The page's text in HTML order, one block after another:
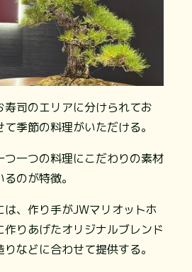
司のエリアに分けられてお
季節の料理がいただける。
つ一つの料理にこだわりの素材
のが特徴。
、作り手がJWマリオットホ
りあげたオリジナルブレンド
などに合わせて提供する。